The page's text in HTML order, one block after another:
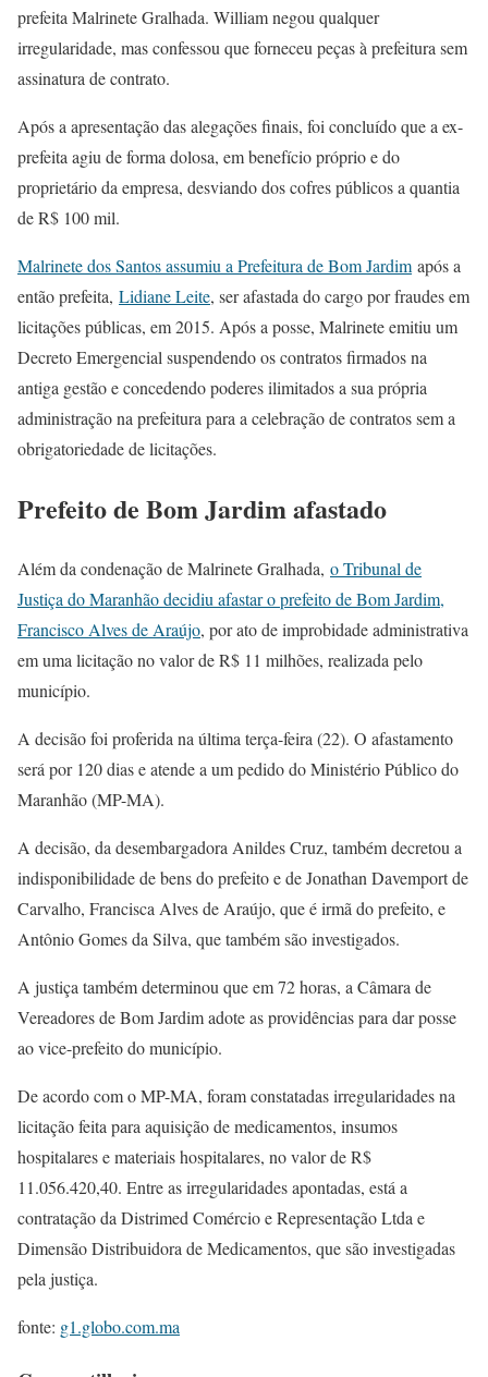
prefeita Malrinete Gralhada. William negou qualquer
irregularidade, mas confessou que forneceu peças à prefeitura sem
assinatura de contrato.
Após a apresentação das alegações finais, foi concluído que a ex-
prefeita agiu de forma dolosa, em benefício próprio e do
proprietário da empresa, desviando dos cofres públicos a quantia
de R$ 100 mil.
Malrinete dos Santos assumiu a Prefeitura de Bom Jardimapós a
então prefeita, Lidiane Leite, ser afastada do cargo por fraudes em
licitações públicas, em 2015. Após a posse, Malrinete emitiu um
Decreto Emergencial suspendendo os contratos firmados na
antiga gestão e concedendo poderes ilimitados a sua própria
administração na prefeitura para a celebração de contratos sem a
obrigatoriedade de licitações.
Prefeito de Bom Jardim afastado
Além da condenação de Malrinete Gralhada, o Tribunal de
Justiça do Maranhão decidiu afastar o prefeito de Bom Jardim,
Francisco Alves de Araújo, por ato de improbidade administrativa
em uma licitação no valor de R$ 11 milhões, realizada pelo
município.
A decisão foi proferida na última terça-feira (22). O afastamento
será por 120 dias e atende a um pedido do Ministério Público do
Maranhão (MP-MA).
A decisão, da desembargadora Anildes Cruz, também decretou a
indisponibilidade de bens do prefeito e de Jonathan Davemport de
Carvalho, Francisca Alves de Araújo, que é irmã do prefeito, e
Antônio Gomes da Silva, que também são investigados.
A justiça também determinou que em 72 horas, a Câmara de
Vereadores de Bom Jardim adote as providências para dar posse
ao vice-prefeito do município.
De acordo com o MP-MA, foram constatadas irregularidades na
licitação feita para aquisição de medicamentos, insumos
hospitalares e materiais hospitalares, no valor de R$
11.056.420,40. Entre as irregularidades apontadas, está a
contratação da Distrimed Comércio e Representação Ltda e
Dimensão Distribuidora de Medicamentos, que são investigadas
pela justiça.
fonte: g1.globo.com.ma